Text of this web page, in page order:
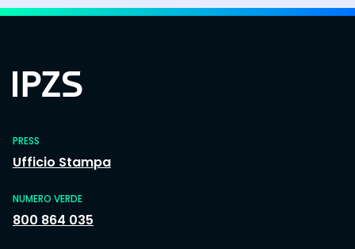
PRESS
Ufficio Stampa
NUMERO VERDE
800 864 035